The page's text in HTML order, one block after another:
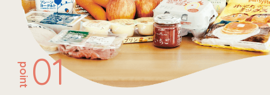
point 01